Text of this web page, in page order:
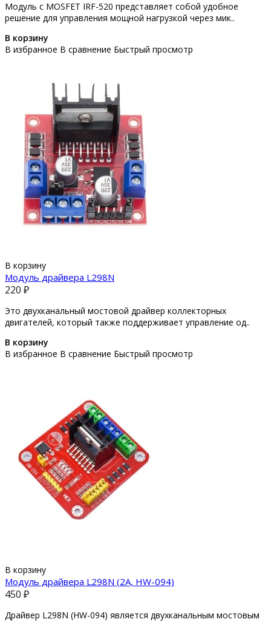
Модуль с MOSFET IRF-520 представляет собой удобное
решение для управления мощной нагрузкой через мик..
В корзину
В избранное В сравнение Быстрый просмотр
В корзину
Модуль драйвера L298N
220 ₽
Это двухканальный мостовой драйвер коллекторных
двигателей, который также поддерживает управление од..
В корзину
В избранное В сравнение Быстрый просмотр
В корзину
Модуль драйвера L298N (2A, HW-094)
450 ₽
Драйвер L298N (HW-094) является двухканальным мостовым